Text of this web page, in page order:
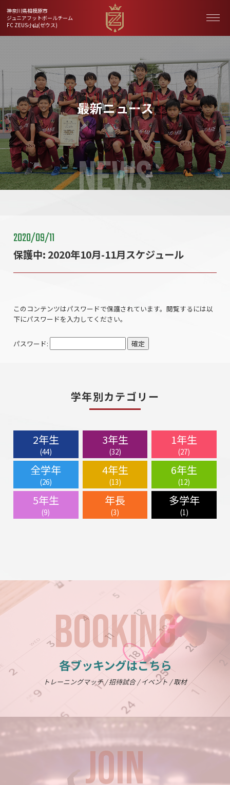
神奈川県相模原市
ジュニアフットボールチーム
FC ZEUS小山(ゼウス)
最新ニュース
NEWS
2020/09/11
保護中: 2020年10月-11月スケジュール
このコンテンツはパスワードで保護されています。閲覧するには以
下にパスワードを入力してください。
パスワード:
学年別カテゴリー
2年生
(44)
3年生
(32)
1年生
(27)
全学年
(26)
4年生
(13)
6年生
(12)
5年生
(9)
年長
(3)
多学年
(1)
BOOKING
各ブッキングはこちら
トレーニングマッチ / 招待試合 / イベント / 取材
JOIN